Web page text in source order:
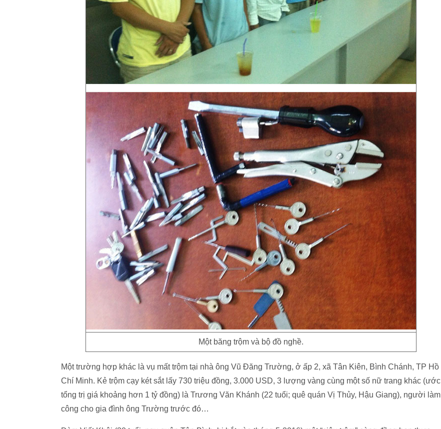
Một băng trộm và bộ đồ nghề.
Một trường hợp khác là vụ mất trộm tại nhà ông Vũ Đăng Trường, ở ấp 2, xã Tân Kiên, Bình Chánh, TP Hồ
Chí Minh. Kẻ trộm cạy két sắt lấy 730 triệu đồng, 3.000 USD, 3 lượng vàng cùng một số nữ trang khác (ước
tổng trị giá khoảng hơn 1 tỷ đồng) là Trương Văn Khánh (22 tuổi; quê quán Vị Thủy, Hậu Giang), người làm
công cho gia đình ông Trường trước đó…